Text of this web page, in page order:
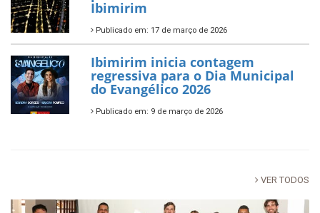
Ibimirim
Publicado em: 17 de março de 2026
Ibimirim inicia contagem
regressiva para o Dia Municipal
do Evangélico 2026
Publicado em: 9 de março de 2026
VER TODOS